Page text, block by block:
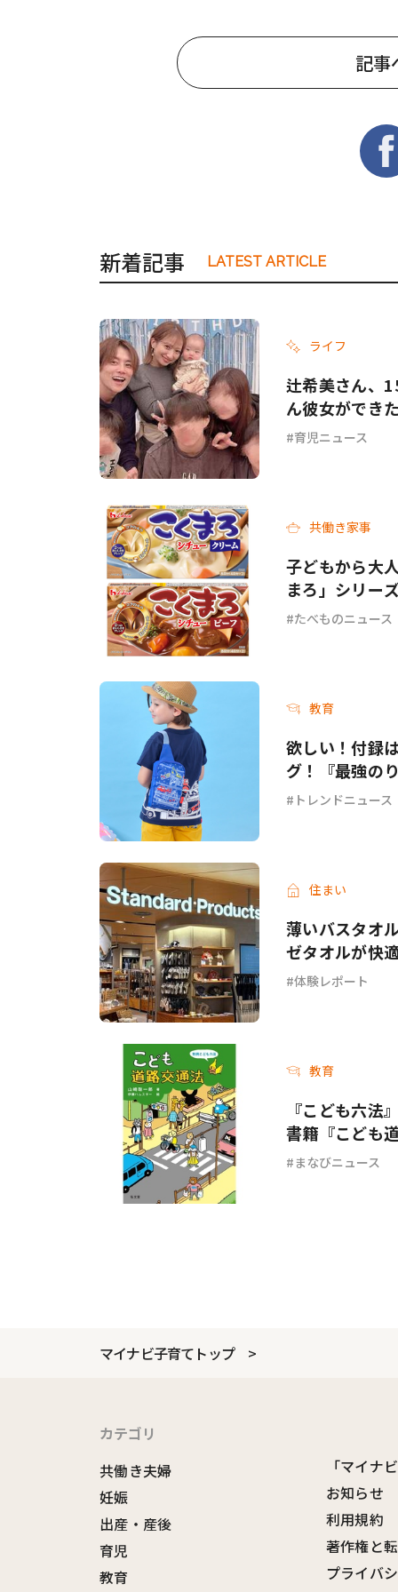
記事
新着記事 LATEST ARTICLE
ライフ
辻希美さん、
ん彼女ができ
育児ニュース
共働き家事
子どもから大
まろ」シリー
ーフ＞が新発
たべものニュース
教育
欲しい！付録
グ！『最強の
トレンドニュース
住まい
薄いバスタオ
ゼタオルが快
体験レポート
教育
『こども六法
書籍『こども
まなびニュース
マイナビ子育てトップ
カテゴリ
共働き夫婦
妊娠
出産・産後
育児
教育
「マイナ
お知らせ
利用規約
著作権と
プライバ